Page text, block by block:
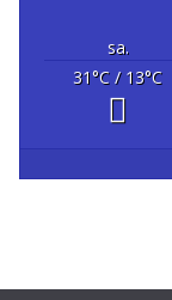
sa.
31°C / 13°C